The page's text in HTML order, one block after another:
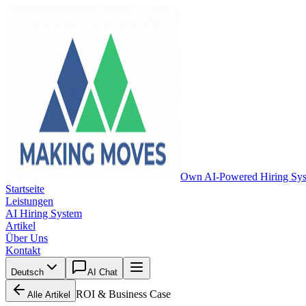
Own AI-Powered Hiring
Startseite
Leistungen
AI Hiring System
Artikel
Über Uns
Kontakt
Deutsch AI Chat
Alle Artikel ROI & Business Case